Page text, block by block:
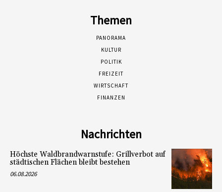
Themen
PANORAMA
KULTUR
POLITIK
FREIZEIT
WIRTSCHAFT
FINANZEN
Nachrichten
Höchste Waldbrandwarnstufe: Grillverbot auf
städtischen Flächen bleibt bestehen
06.08.2026